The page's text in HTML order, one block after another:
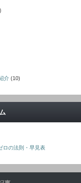
介 (10)
ロの法則・早見表